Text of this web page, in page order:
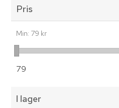
Pris
Min: 79 kr
79
I lager